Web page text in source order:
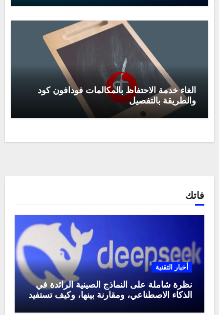
الغاء خدمة الاحتفاظ بالمكالمات فودافون كود
والطريقة بالتفصيل
فاتك
أخبار التقنية
نظرة شاملة على النماذج الصينية الرائدة في
الذكاء الاصطناعي، ومقارنة بينها، وكيف تستفيد